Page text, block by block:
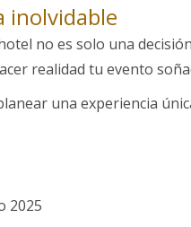
inolvidable
no es solo una
realidad tu evento
una experiencia
2025